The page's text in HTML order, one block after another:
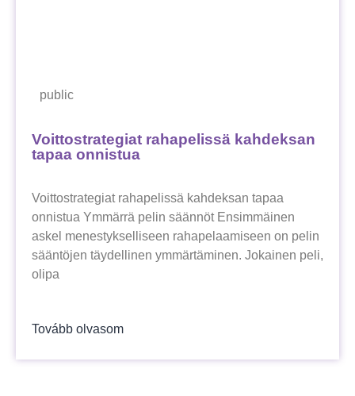
public
Voittostrategiat rahapelissä kahdeksan
tapaa onnistua
Voittostrategiat rahapelissä kahdeksan tapaa
onnistua Ymmärrä pelin säännöt Ensimmäinen
askel menestykselliseen rahapelaamiseen on pelin
sääntöjen täydellinen ymmärtäminen. Jokainen peli,
olipa
Tovább olvasom